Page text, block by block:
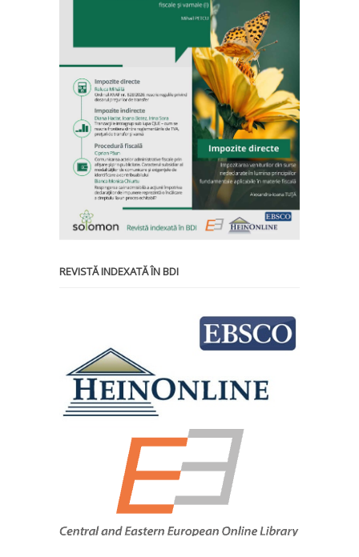
REVISTĂ INDEXATĂ ÎN BDI